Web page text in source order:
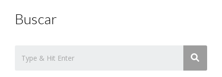
Buscar